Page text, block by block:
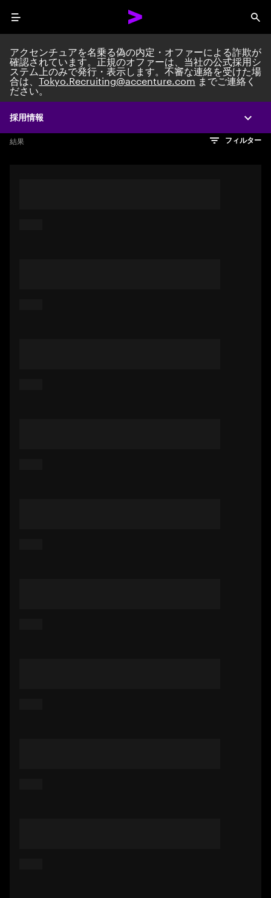
Menu
採用情報
アクセンチュアを名乗る偽の内定・オファーによる詐欺が
確認されています。正規のオファーは、当社の公式採用シ
ステム上のみで発行・表示します。不審な連絡を受けた場
合は、Tokyo.Recruiting@accenture.comまでご連絡く
ださい。
Search jobs at
検索のヒント
希望の仕事を表すフレーズや文章を使って検索してみてくださ
い。キーワードを引用符で囲むことで、完全一致検索もできま
文字数制限に達しました
検索結果を見るにはEnterキーを押してください
結果 フィルター